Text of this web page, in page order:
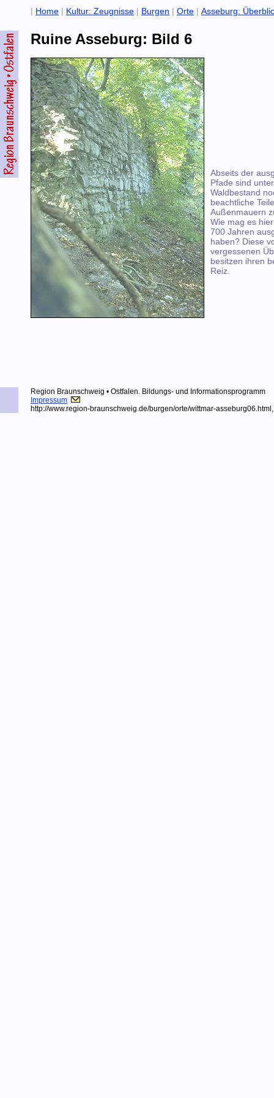
| Home | Kultur: Zeugnisse | Burgen | Orte | Asseburg:
Ruine Asseburg: Bild 6
Abseits der
Pfade sind
Waldbestand
beachtliche
Außenmauern
Wie mag es
700 Jahren
haben? Diese
vergessenen
besitzen ihren
Reiz.
Region Braunschweig • Ostfalen. Bildungs- und Informationsprogramm
Impressum
http://www.region-braunschweig.de/burgen/orte/wittmar-